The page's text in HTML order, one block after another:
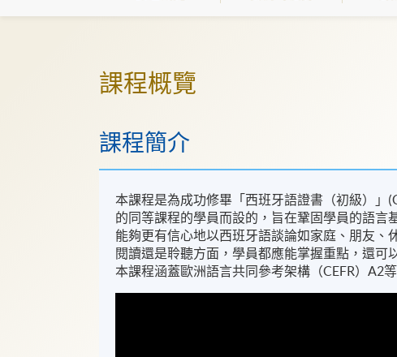
課程概覽
課程簡介
本課程是為成功修畢「西班牙語證書（初級）」
的同等課程的學員而設的，旨在鞏固學員的語
能夠更有信心地以西班牙語談論如家庭、朋友
閱讀還是聆聽方面，學員都應能掌握重點，還可
本課程涵蓋歐洲語言共同參考架構（CEFR）A2